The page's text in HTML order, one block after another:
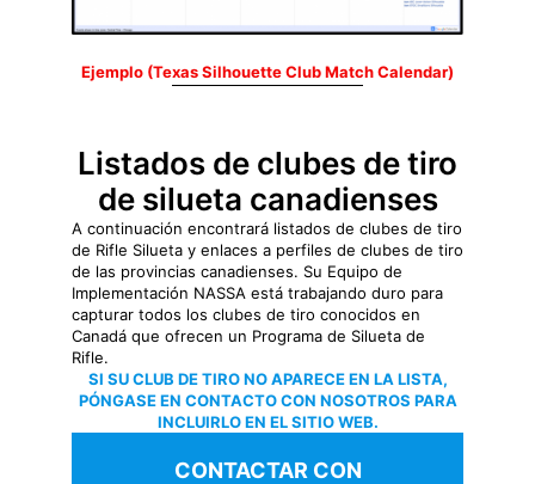
Ejemplo (Texas Silhouette Club Match Calendar)
Listados de clubes de tiro
de silueta canadienses
A continuación encontrará listados de clubes de tiro
de Rifle Silueta y enlaces a perfiles de clubes de tiro
de las provincias canadienses. Su Equipo de
Implementación NASSA está trabajando duro para
capturar todos los clubes de tiro conocidos en
Canadá que ofrecen un Programa de Silueta de
Rifle.
SI SU CLUB DE TIRO NO APARECE EN LA LISTA,
PÓNGASE EN CONTACTO CON NOSOTROS PARA
INCLUIRLO EN EL SITIO WEB.
CONTACTAR CON